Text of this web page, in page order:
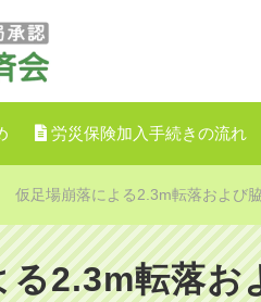
労災保険加入手続きの流れ
仮足場崩落による2.3m転落および
る2.3m転落お